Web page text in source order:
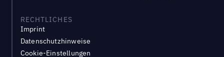
RECHTLICHES
Imprint
Datenschutzhinweise
Cookie-Einstellungen